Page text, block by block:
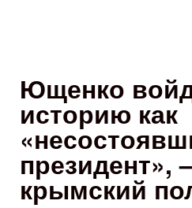
Ющенко
историю как
президент»,
крымский